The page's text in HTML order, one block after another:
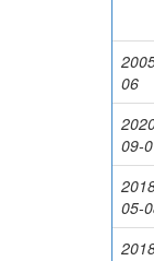
06
09-
05-